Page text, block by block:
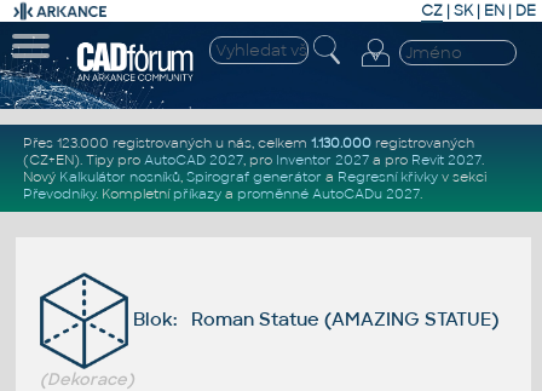
CZ | SK| EN | DE
Přes 123.000 registrovaných u nás, celkem 1.130.000registrovaných
(CZ+EN). Tipy pro AutoCAD 2027, pro Inventor 2027a pro Revit 2027.
Nový Kalkulátor nosníků, Spirograf generátor a Regresní křivkyv sekci
Převodníky. Kompletní příkazya proměnné AutoCADu 2027.
Blok: Roman Statue (AMAZING STATUE)
(Dekorace)